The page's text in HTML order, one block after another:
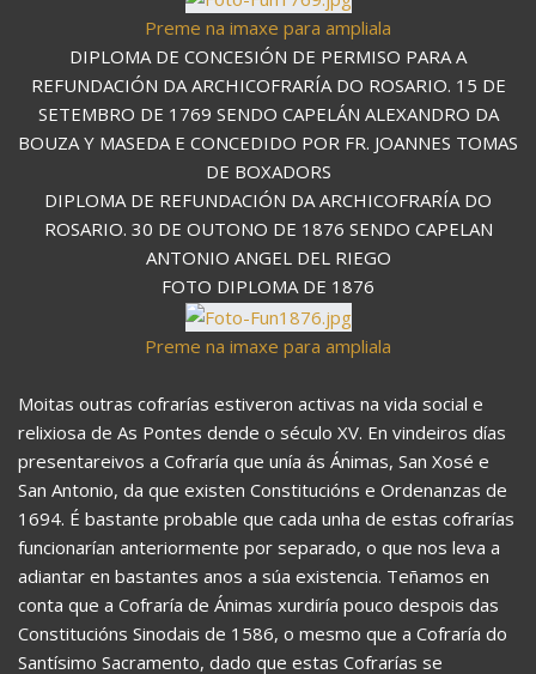
Preme na imaxe para ampliala
DIPLOMA DE CONCESIÓN DE PERMISO PARA A
REFUNDACIÓN DA ARCHICOFRARÍA DO ROSARIO. 15 DE
SETEMBRO DE 1769 SENDO CAPELÁN ALEXANDRO DA
BOUZA Y MASEDA E CONCEDIDO POR FR. JOANNES TOMAS
DE BOXADORS
DIPLOMA DE REFUNDACIÓN DA ARCHICOFRARÍA DO
ROSARIO. 30 DE OUTONO DE 1876 SENDO CAPELAN
ANTONIO ANGEL DEL RIEGO
FOTO DIPLOMA DE 1876
Preme na imaxe para ampliala
Moitas outras cofrarías estiveron activas na vida social e
relixiosa de As Pontes dende o século XV. En vindeiros días
presentareivos a Cofraría que unía ás Ánimas, San Xosé e
San Antonio, da que existen Constitucións e Ordenanzas de
1694. É bastante probable que cada unha de estas cofrarías
funcionarían anteriormente por separado, o que nos leva a
adiantar en bastantes anos a súa existencia. Teñamos en
conta que a Cofraría de Ánimas xurdiría pouco despois das
Constitucións Sinodais de 1586, o mesmo que a Cofraría do
Santísimo Sacramento, dado que estas Cofrarías se